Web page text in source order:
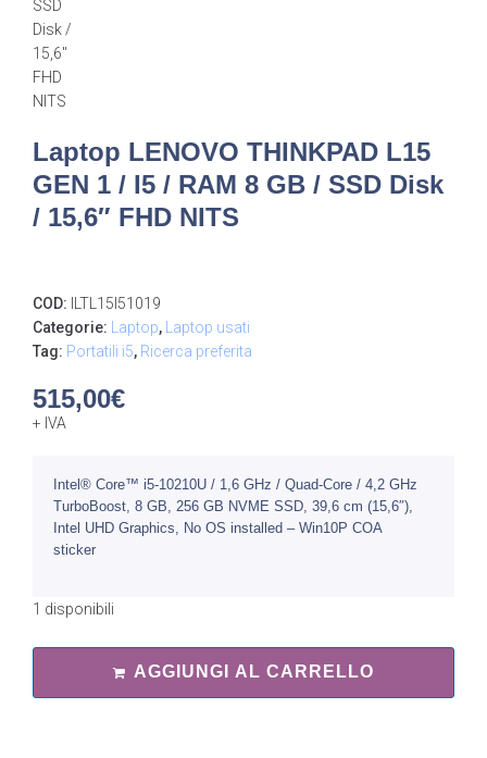
Laptop LENOVO THINKPAD L15
GEN 1 / I5 / RAM 8 GB / SSD Disk
/ 15,6″ FHD NITS
COD:
ILTL15I51019
Categorie:
Laptop,
Laptop usati
Tag: Portatili i5, Ricerca preferita
515,00€
+ IVA
Intel® Core™ i5-10210U / 1,6 GHz / Quad-Core / 4,2 GHz
TurboBoost, 8 GB, 256 GB NVME SSD, 39,6 cm (15,6″),
Intel UHD Graphics, No OS installed – Win10P COA
sticker
1 disponibili
AGGIUNGI AL CARRELLO